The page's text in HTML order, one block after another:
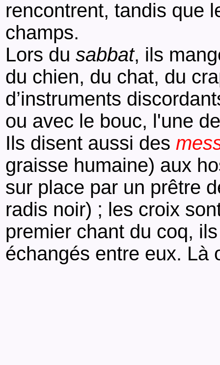
rencontrent, tandis que
champs.
Lors du sabbat, ils
du chien, du chat, du
d’instruments
ou avec le bouc, l'une
Ils disent aussi des
graisse humaine) aux
sur place par un prêtre
radis noir) ; les croix
premier chant du coq,
échangés entre eux. Là